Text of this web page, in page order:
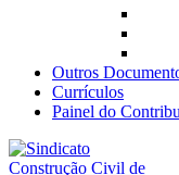
Outros
Currículos
Painel do